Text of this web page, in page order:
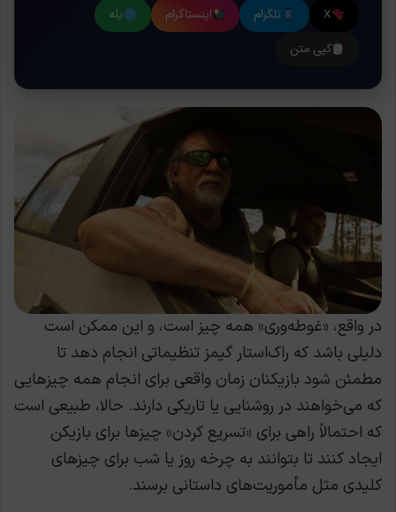
X تلگرام اینستاگرام
بله
کپی متن
در واقع، «غوطه‌وری» همه چیز است، و این ممکن است
دلیلی باشد که راک‌استار گیمز تنظیماتی انجام دهد تا
مطمئن شود بازیکنان زمان واقعی برای انجام همه چیزهایی
که می‌خواهند در روشنایی یا تاریکی دارند. حالا، طبیعی است
که احتمالاً راهی برای «تسریع کردن» چیزها برای بازیکن
ایجاد کنند تا بتوانند به چرخه روز یا شب برای چیزهای
کلیدی مثل مأموریت‌های داستانی برسند.